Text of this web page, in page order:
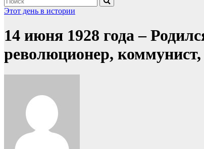
Этот день в истории
14 июня 1928 года –
революционер,